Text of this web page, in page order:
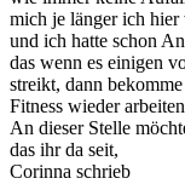
mich je länger ich hier
und ich hatte schon
das wenn es einigen
streikt, dann
Fitness wieder
An dieser Stelle
das ihr da seit,
Corinna schrieb